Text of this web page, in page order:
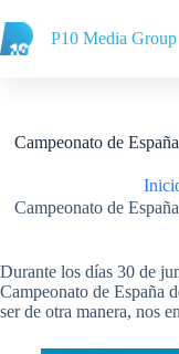
al
contenido
P10 Media Group
Campeonato de
Campeonato de
Durante los días 30 de
Campeonato de España
ser de otra manera, nos